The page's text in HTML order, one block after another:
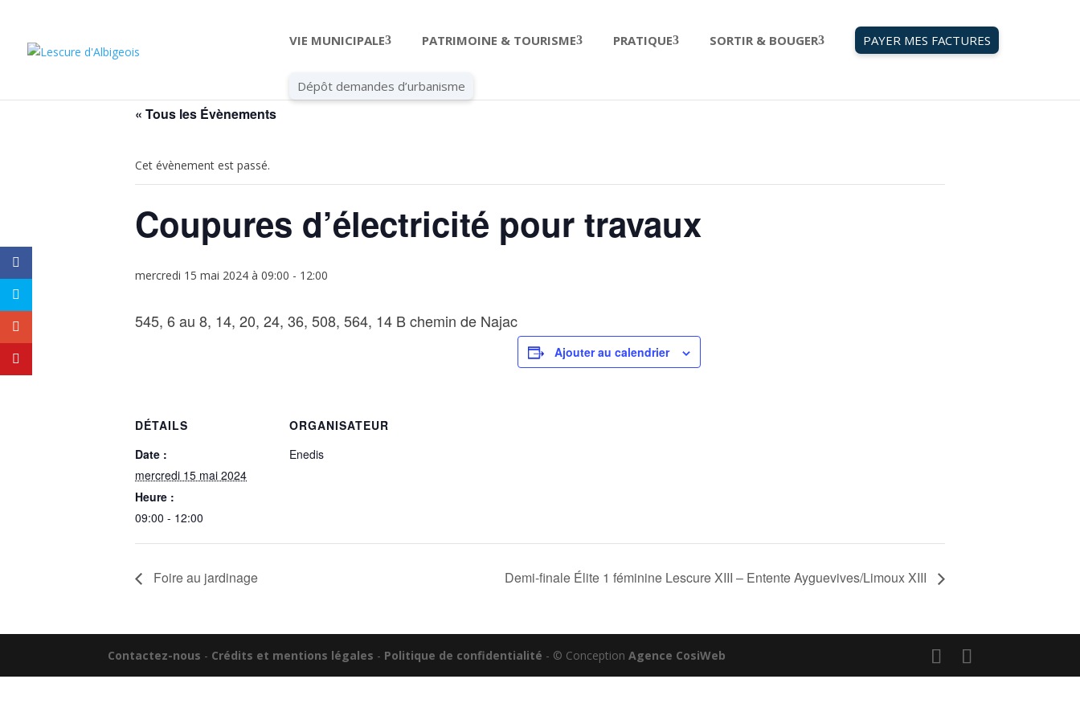
VIE MUNICIPALE PATRIMOINE & TOURISME PRATIQUE SORTIR & BOUGER PAYER MES FACTURES
Dépôt demandes d’urbanisme
« Tous les Évènements
Cet évènement est passé.
Coupures d’électricité pour travaux
mercredi 15 mai 2024 à 09:00 - 12:00
545, 6 au 8, 14, 20, 24, 36, 508, 564, 14 B chemin de Najac
Ajouter au calendrier
DÉTAILS
Date :
mercredi 15 mai 2024
Heure :
09:00 - 12:00
ORGANISATEUR
Enedis
Foire au jardinage Demi-finale Élite 1 féminine Lescure XIII – Entente Ayguevives/Limoux XIII
Contactez-nous - Crédits et mentions légales - Politique de confidentialité - © ConceptionAgence CosiWeb